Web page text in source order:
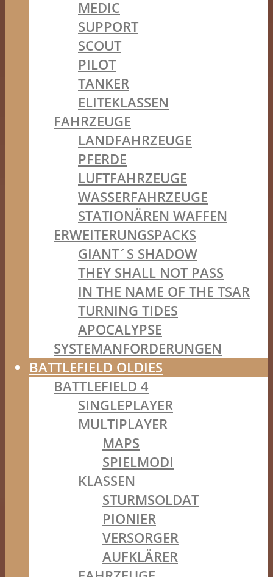
MEDIC
SUPPORT
SCOUT
PILOT
TANKER
ELITEKLASSEN
FAHRZEUGE
LANDFAHRZEUGE
PFERDE
LUFTFAHRZEUGE
WASSERFAHRZEUGE
STATIONÄREN WAFFEN
ERWEITERUNGSPACKS
GIANT´S SHADOW
THEY SHALL NOT PASS
IN THE NAME OF THE TSAR
TURNING TIDES
APOCALYPSE
SYSTEMANFORDERUNGEN
BATTLEFIELD OLDIES
BATTLEFIELD 4
SINGLEPLAYER
MULTIPLAYER
MAPS
SPIELMODI
KLASSEN
STURMSOLDAT
PIONIER
VERSORGER
AUFKLÄRER